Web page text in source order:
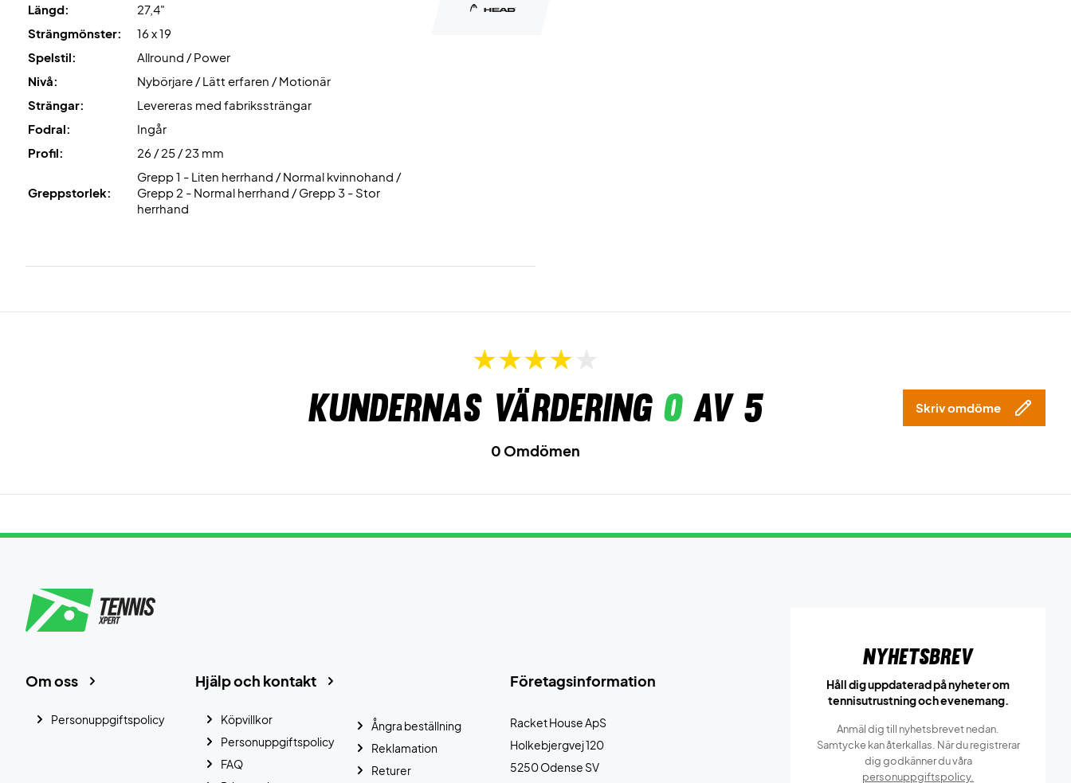
Längd:
27,4"
Strängmönster:
16 x 19
Spelstil:
Allround / Power
Nivå:
Nybörjare / Lätt erfaren / Motionär
Strängar:
Levereras med fabrikssträngar
Fodral:
Ingår
Profil:
26 / 25 / 23 mm
Greppstorlek:
Grepp 1 - Liten herrhand / Normal kvinnohand /
Grepp 2 - Normal herrhand / Grepp 3 - Stor
herrhand
Kundernas värdering 0av 5 Skriv omdöme
0 Omdömen
Företagsinformation
Racket House ApS
Holkebjergvej 120
5250 Odense SV
Hjälp och kontakt
Köpvillkor
Personuppgiftspolicy
FAQ
Ångra beställning
Reklamation
Returer
Om oss
Personuppgiftspolicy
Nyhetsbrev
Håll dig uppdaterad på nyheter om
tennisutrustning och evenemang.
Anmäl dig till nyhetsbrevet nedan.
Samtycke kan återkallas. När du registrerar
dig godkänner du våra
personuppgiftspolicy.